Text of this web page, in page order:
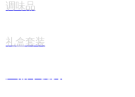
调味品
礼盒套装